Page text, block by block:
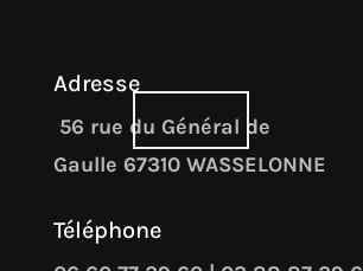
Adresse
56 rue du Général de
Gaulle 67310 WASSELONNE
Téléphone